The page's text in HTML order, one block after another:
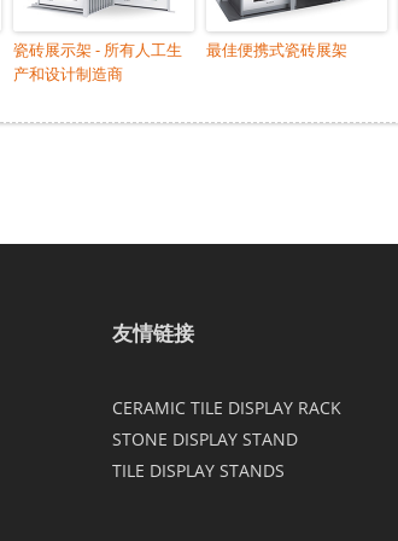
瓷砖展示架 - 所有人工生
产和设计制造商
最佳便携式瓷砖展架
友情链接
CERAMIC TILE DISPLAY RACK
STONE DISPLAY STAND
TILE DISPLAY STANDS